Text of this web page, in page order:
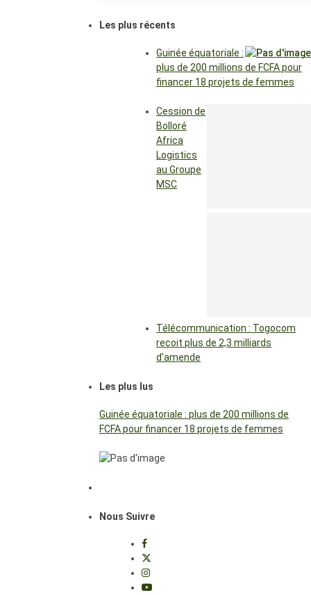
Les plus récents
Guinée équatoriale :
plus de 200 millions de FCFA pour
financer 18 projets de femmes
Cession de
Bolloré
Africa
Logistics
au Groupe
MSC
Télécommunication : Togocom
reçoit plus de 2,3 milliards
d’amende
Les plus lus
Guinée équatoriale : plus de 200 millions de
FCFA pour financer 18 projets de femmes
Nous Suivre